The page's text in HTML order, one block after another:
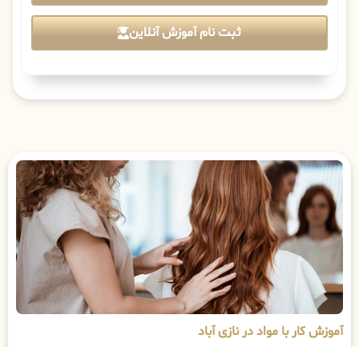
ثبت نام آموزش آنلاین
آموزش کار با مواد در نازی آباد